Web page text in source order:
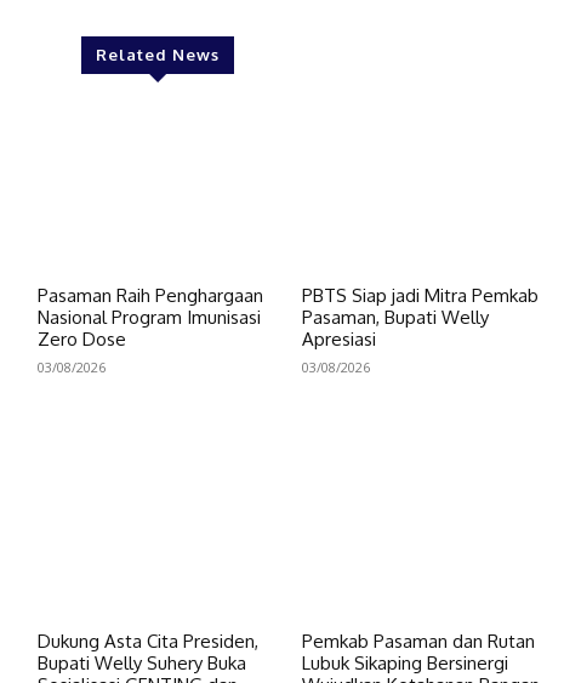
Related News
Pasaman Raih Penghargaan
Nasional Program Imunisasi
Zero Dose
03/08/2026
PBTS Siap jadi Mitra Pemkab
Pasaman, Bupati Welly
Apresiasi
03/08/2026
Dukung Asta Cita Presiden,
Bupati Welly Suhery Buka
Pemkab Pasaman dan Rutan
Lubuk Sikaping Bersinergi